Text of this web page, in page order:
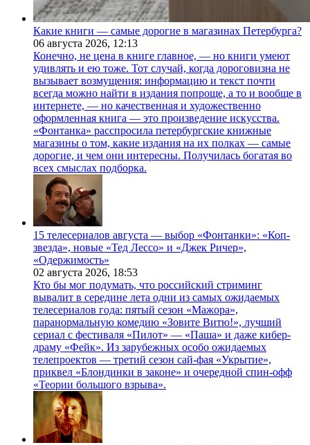
Какие книги — самые дорогие в магазинах Петербурга?
06 августа 2026, 12:13
Конечно, не цена в книге главное, — но книги умеют
удивлять и ею тоже. Тот случай, когда дороговизна не
вызывает возмущения: информацию и текст почти
всегда можно найти в издания попроще, а то и вообще в
интернете, — но качественная и художественно
оформленная книга — это произведение искусства.
«Фонтанка» расспросила петербургские книжные
магазины о том, какие издания на их полках — самые
дорогие, и чем они интересны. Получилась богатая во
всех смыслах подборка.
15 телесериалов августа — выбор «Фонтанки»: «Коп-
звезда», новые «Тед Лессо» и «Джек Ричер»,
«Одержимость»
02 августа 2026, 18:53
Кто бы мог подумать, что российский стриминг
вывалит в середине лета одни из самых ожидаемых
телесериалов года: пятый сезон «Мажора»,
паранормальную комедию «Зовите Витю!», лучший
сериал с фестиваля «Пилот» — «Паша» и даже кибер-
драму «Фейк». Из зарубежных особо ожидаемых
телепроектов — третий сезон сай-фая «Укрытие»,
приквел «Блондинки в законе» и очередной спин-офф
«Теории большого взрыва».